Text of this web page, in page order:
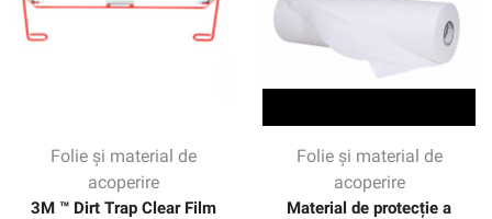
Folie și material de
acoperire
3M ™ Dirt Trap Clear Film
Folie și material de
acoperire
Material de protecție a